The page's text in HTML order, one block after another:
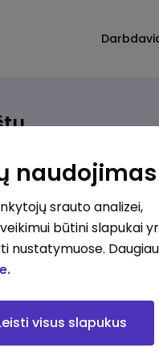
paštu.
naudojimas
srauto analizei,
būtini slapukai
nustatymuose. Daugiau
visus slapukus